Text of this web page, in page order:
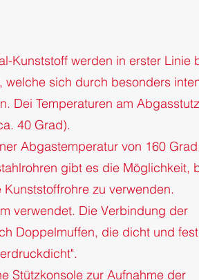
Kunststoff werden in erster Linie
welche sich durch besonders
Dei Temperaturen am
40 Grad).
Abgastemperatur von 160 Grad
gibt es die Möglichkeit,
zu verwenden.
verwendet. Die Verbindung der
Doppelmuffen, die dicht und fest
Stützkonsole zur Aufnahme der